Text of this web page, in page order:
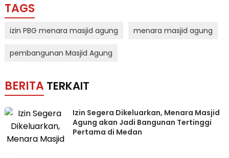
TAGS
izin PBG menara masjid agung menara masjid agung
pembangunan Masjid Agung
BERITA TERKAIT
Izin Segera Dikeluarkan, Menara Masjid
Agung akan Jadi Bangunan Tertinggi
Pertama di Medan